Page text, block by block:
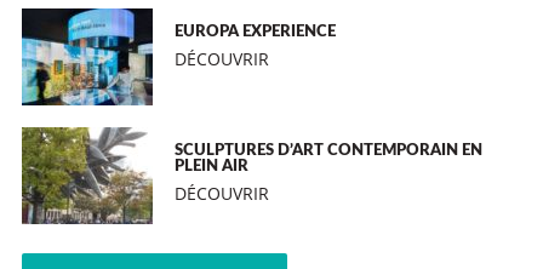
EUROPA EXPERIENCE
DÉCOUVRIR
SCULPTURES D’ART CONTEMPORAIN EN
PLEIN AIR
DÉCOUVRIR